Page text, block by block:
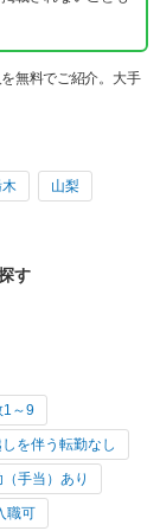
無料でご紹介。大手
山梨
す
1～9
を伴う転勤なし
手当）あり
職可